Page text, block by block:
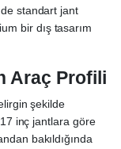
standart jant
bir dış tasarım
Araç Profili
şekilde
inç jantlara göre
bakıldığında